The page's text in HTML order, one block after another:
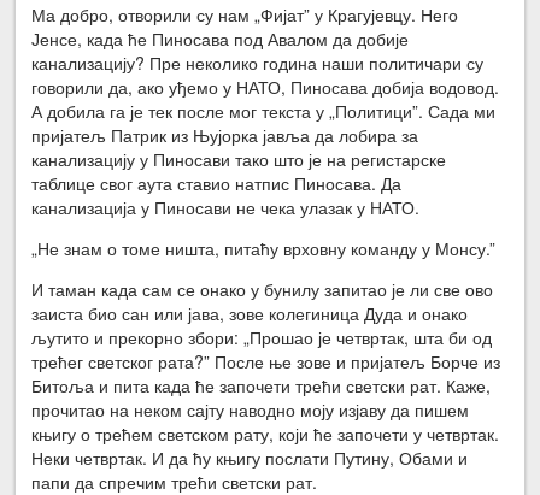
Ма добро, отворили су нам „Фијат” у Крагујевцу. Него
Јенсе, када ће Пиносава под Авалом да добије
канализацију? Пре неколико година наши политичари су
говорили да, ако уђемо у НАТО, Пиносава добија водовод.
А добила га је тек после мог текста у „Политици”. Сада ми
пријатељ Патрик из Њујорка јавља да лобира за
канализацију у Пиносави тако што је на регистарске
таблице свог аута ставио натпис Пиносава. Да
канализација у Пиносави не чека улазак у НАТО.
„Не знам о томе ништа, питаћу врховну команду у Монсу.”
И таман када сам се онако у бунилу запитао је ли све ово
заиста био сан или јава, зове колегиница Дуда и онако
љутито и прекорно збори: „Прошао је четвртак, шта би од
трећег светског рата?” После ње зове и пријатељ Борче из
Битоља и пита када ће започети трећи светски рат. Каже,
прочитао на неком сајту наводно моју изјаву да пишем
књигу о трећем светском рату, који ће започети у четвртак.
Неки четвртак. И да ћу књигу послати Путину, Обами и
папи да спречим трећи светски рат.